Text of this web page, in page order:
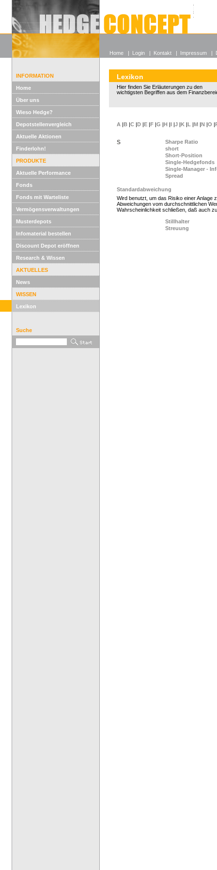
Alle
Wieso
INFORMATION
Home
Über uns
Wieso Hedge?
Depotstellenvergleich
Aktuelle Aktionen
Finderlohn!
PRODUKTE
Aktuelle Performance
Fonds
Fonds mit Warteliste
Vermögensverwaltungen
Musterdepots
Infomaterial bestellen
Discount Depot eröffnen
Research & Wissen
AKTUELLES
News
WISSEN
Lexikon
Suche
Lexikon
Hier finden Sie Erläuterungen zu den
wichtigsten Begriffen aus dem
A |B |C |D |E |F |G |H |I |J |K |L |M |N |O |
S
Sharpe Ratio
short
Short-Position
Single-Hedgefonds
Single-Manager -
Spread
Standardabweichung
Wird benutzt, um das Risiko einer Anlage
Abweichungen vom durchschnittlichen
Wahrscheinlichkeit schließen, daß auch
Stillhalter
Streuung
Home | Login | Kontakt | Impressum |